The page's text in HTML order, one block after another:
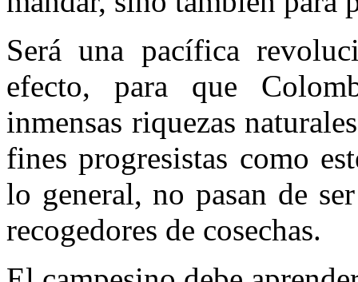
Será una pacífica
efecto, para que
inmensas riquezas
fines progre­sistas como
lo general, no pasan de
reco­gedores de cosechas.